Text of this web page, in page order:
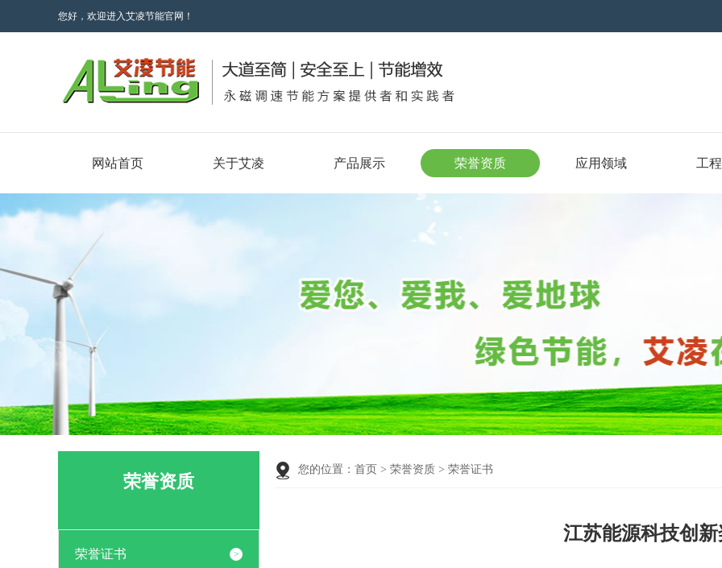
您好，欢迎进入艾凌节能官网！
网站首页 关于艾凌 产品展示 荣誉资质 应用领域 工
荣誉资质
荣誉证书
您的位置： 首页 > 荣誉资质 > 荣誉证书
江苏能源科技创新